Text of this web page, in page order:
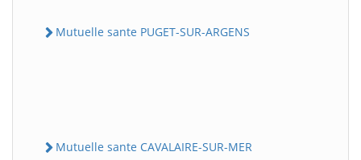
Mutuelle sante PUGET-SUR-ARGENS
Mutuelle sante CAVALAIRE-SUR-MER